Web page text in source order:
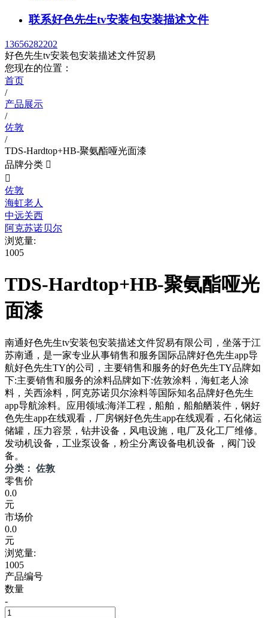
联系好色先生tv安装包安装描述文件
13656282202
好色先生tv安装包安装描述文件贸易
您现在的位置：
首页
/
产品展示
/
佐敦
/
TDS-Hardtop+HB-聚氨酯哑光面漆
品牌分类 

佐敦
海虹老人
中远关西
阿克苏诺贝尔
浏览量:
1005
TDS-Hardtop+HB-聚氨酯哑光
面漆
南通好色先生tv安装包安装描述文件贸易有限公司，坐落于江
苏南通，是一家专业从事销售和服务国际品牌好色先生app导
航好色先生TY的公司，主要销售和服务的好色先生TY品牌如
下:主要销售和服务的涂料品牌如下:佐敦涂料，海虹老人涂
料，关西涂料，阿克苏诺贝尔涂料等国际知名品牌好色先生
app导航涂料。应用领域:海洋工程，船舶，船舶舾装件，钢好
色先生app在线观看，厂房钢好色先生app在线观看，石化储运
储罐，压力容景，钻井设备，风电设施，电厂及化工厂维修。
发动机设备，工业泵设备，粉尘分离设备电机设备 ，阀门设
备。
分类： 佐敦
零售价
0.0
元
市场价
0.0
元
浏览量:
1005
产品编号
数量
-